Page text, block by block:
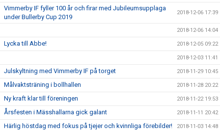
Vimmerby IF fyller 100 år och firar med Jubileumsupplaga
under Bullerby Cup 2019
2018-12-06 17:39
2018-12-06 14:04
Lycka till Abbe! 2018-12-05 09:22
2018-12-03 11:41
Julskyltning med Vimmerby IF på torget 2018-11-29 10:45
Målvaktsträning i bollhallen 2018-11-28 20:22
Ny kraft klar till föreningen 2018-11-22 19:53
Årsfesten i Mässhallarna gick galant 2018-11-11 20:42
Härlig höstdag med fokus på tjejer och kvinnliga förebilder! 2018-11-03 14:48